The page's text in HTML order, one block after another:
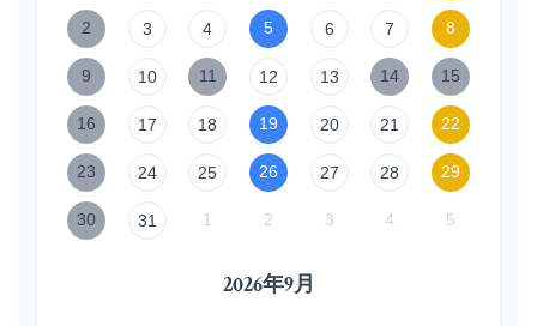
2 3 4 5 6 7 8
9 10 11 12 13 14 15
16 17 18 19 20 21 22
23 24 25 26 27 28 29
30 31 1 2 3 4 5
2026年9月